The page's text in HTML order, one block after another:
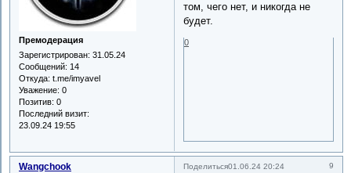
Премодерация
Зарегистрирован: 31.05.24
Сообщений: 14
Откуда: t.me/imyavel
Уважение: 0
Позитив: 0
Последний визит:
23.09.24 19:55
том, чего нет, и никогда не
будет.
0
Поделиться 9
01.06.24 20:24
Wangchook